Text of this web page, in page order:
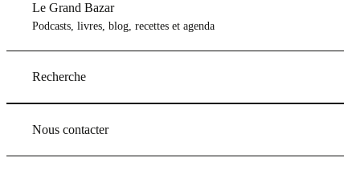
Le Grand Bazar
Podcasts, livres, blog, recettes et agenda
Recherche
Nous contacter